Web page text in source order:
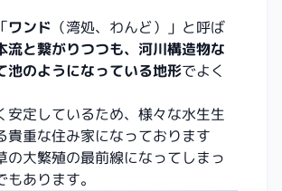
ワンド （湾処、わんど）」と呼ば
流と繋がりつつも、河川構造物な
池のようになっている地形でよく
安定しているため、様々な水生生
貴重な住み家になっております
の大繁殖の最前線になってしまっ
あります。